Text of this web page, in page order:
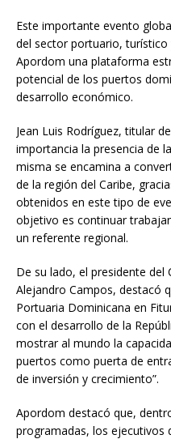
Este importante evento
del sector portuario, turístico
Apordom una plataforma
potencial de los puertos
desarrollo económico.
Jean Luis Rodríguez, titular
importancia la presencia de
misma se encamina a
de la región del Caribe,
obtenidos en este tipo de
objetivo es continuar
un referente regional.
De su lado, el presidente del
Alejandro Campos, destacó
Portuaria Dominicana en
con el desarrollo de la
mostrar al mundo la
puertos como puerta de
de inversión y crecimiento”.
Apordom destacó que,
programadas, los ejecutivos